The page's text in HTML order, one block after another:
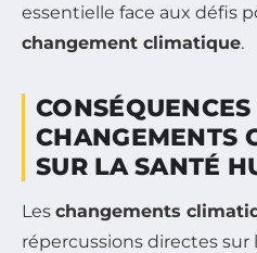
essentielle face aux défis
changement climatique.
CHANGEMENTS
SUR LA SANTÉ
Les changements
répercussions directes sur